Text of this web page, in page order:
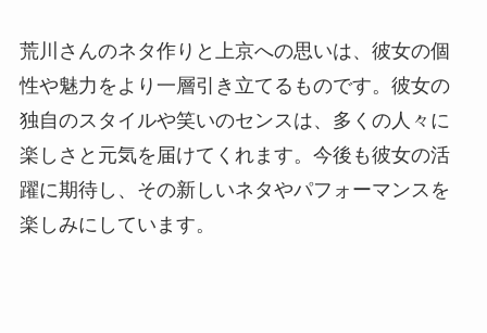
荒川さんのネタ作りと上京への思いは、彼女の個
性や魅力をより一層引き立てるものです。彼女の
独自のスタイルや笑いのセンスは、多くの人々に
楽しさと元気を届けてくれます。今後も彼女の活
躍に期待し、その新しいネタやパフォーマンスを
楽しみにしています。